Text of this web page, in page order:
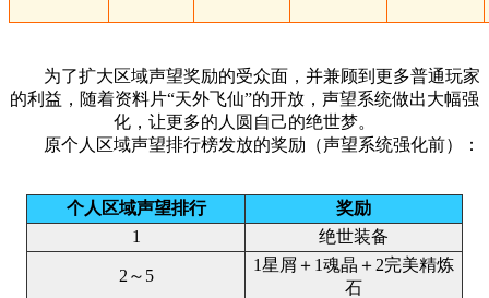
为了扩大区域声望奖励的受众面，并兼顾到更多普通玩家
的利益，随着资料片“天外飞仙”的开放，声望系统做出大幅强
化，让更多的人圆自己的绝世梦。
原个人区域声望排行榜发放的奖励（声望系统强化前）：
个人区域声望排行
奖励
1
绝世装备
2～5
1星屑＋1魂晶＋2完美精炼
石